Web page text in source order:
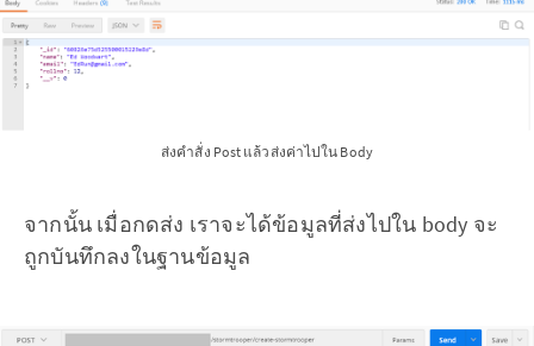
ส่งคำสั่ง Post แล้วส่งค่าไปใน Body
จากนั้น เมื่อกดส่ง เราจะได้ข้อมูลที่ส่งไปใน body จะ
ถูกบันทึกลงในฐานข้อมูล